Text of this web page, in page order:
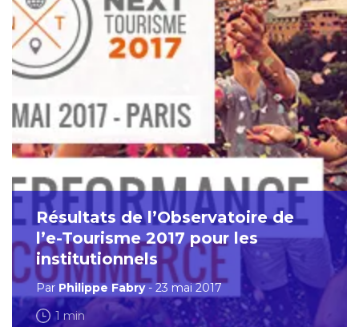
Résultats de l’Observatoire de
l’e-Tourisme 2017 pour les
institutionnels
Par Philippe Fabry- 23 mai 2017
1 min